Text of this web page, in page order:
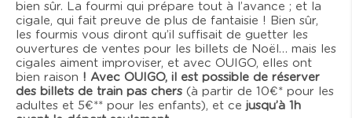
bien sûr. La fourmi qui prépare tout à l’avance ; et la
cigale, qui fait preuve de plus de fantaisie ! Bien sûr,
les fourmis vous diront qu’il suffisait de guetter les
ouvertures de ventes pour les billets de Noël… mais les
cigales aiment improviser, et avec OUIGO, elles ont
bien raison ! Avec OUIGO, il est possible de réserver
des billets de train pas chers (à partir de 10€* pour les
adultes et 5€** pour les enfants), et ce jusqu’à 1h